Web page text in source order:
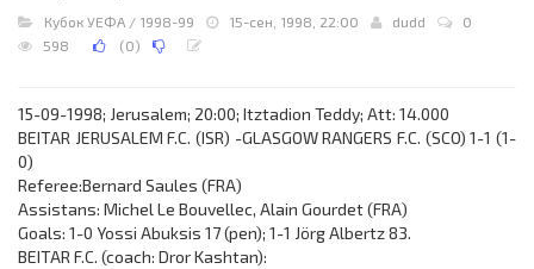
Кубок УЕФА / 1998-99 15-сен, 1998, 22:00 dudd
0
598
(0)
15-09-1998; Jerusalem; 20:00; Itztadion Teddy; Att: 14.000
BEITAR JERUSALEM F.C. (ISR) -GLASGOW RANGERS F.C. (SCO) 1-1 (1-
0)
Referee:Bernard Saules (FRA)
Assistans: Michel Le Bouvellec, Alain Gourdet (FRA)
Goals: 1-0 Yossi Abuksis 17 (pen); 1-1 Jörg Albertz 83.
BEITAR F.C. (coach: Dror Kashtan):